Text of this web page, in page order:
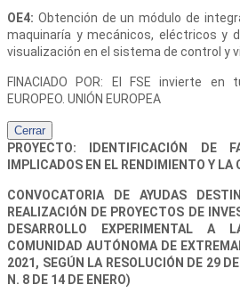
OE4: Obtención de un módulo de
maquinaría y mecánicos, eléctricos y
visualización en el sistema de control y
FINACIADO POR: El FSE invierte en
EUROPEO. UNIÓN EUROPEA
Cerrar
PROYECTO: IDENTIFICACIÓN DE
IMPLICADOS EN EL RENDIMIENTO Y
CONVOCATORIA DE AYUDAS
REALIZACIÓN DE PROYECTOS DE
DESARROLLO EXPERIMENTAL A
COMUNIDAD AUTÓNOMA DE
2021, SEGÚN LA RESOLUCIÓN DE 29
N. 8 DE 14 DE ENERO)